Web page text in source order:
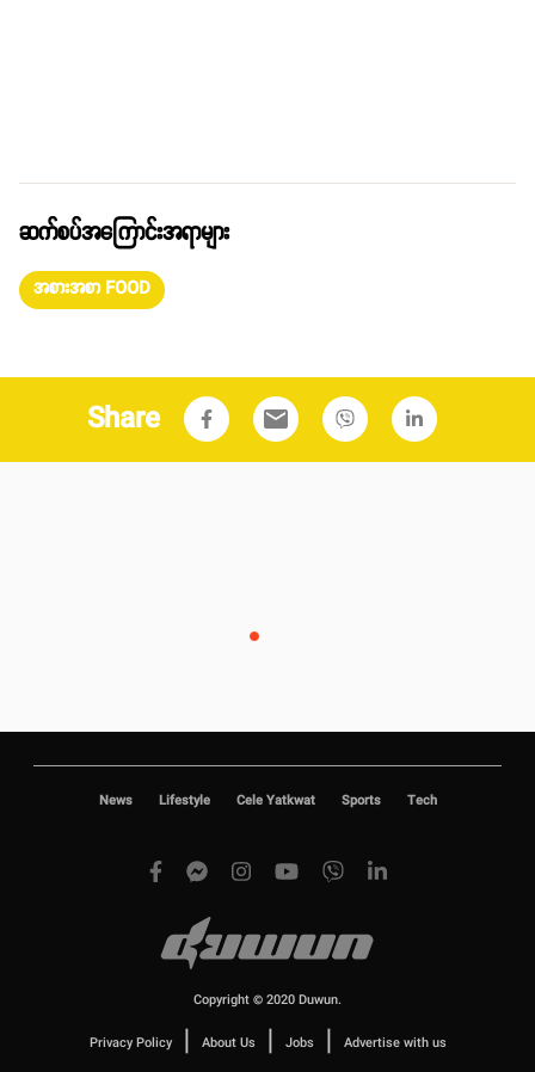
ဆက်စပ်အကြောင်းအရာများ
အစားအစာ FOOD
Share email
News Lifestyle Cele Yatkwat Sports Tech
Copyright © 2020 Duwun.
Privacy Policy | About Us | Jobs | Advertise with us